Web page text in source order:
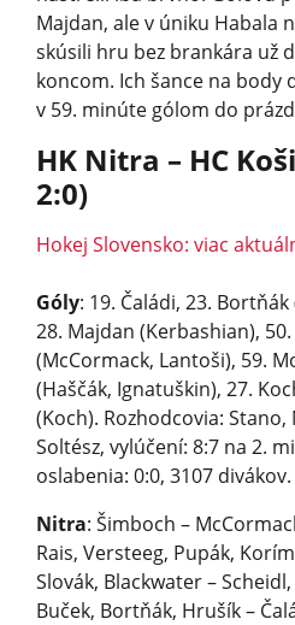
Majdan, ale v úniku Habala
skúsili hru bez brankára už
koncom. Ich šance na body
v 59. minúte gólom do
HK Nitra – HC
2:0)
Hokej Slovensko: viac
Góly: 19. Čaládi, 23.
28. Majdan (Kerbashian),
(McCormack, Lantoši), 59.
(Haščák, Ignatuškin), 27.
(Koch). Rozhodcovia: Stano,
Soltész, vylúčení: 8:7 na 2.
oslabenia: 0:0, 3107 divákov.
Nitra: Šimboch –
Rais, Versteeg, Pupák,
Slovák, Blackwater –
Buček, Bortňák, Hrušík –